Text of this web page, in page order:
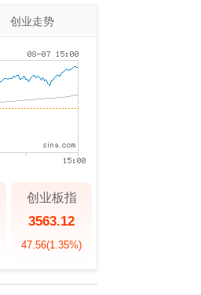
创业走势
创业板指
3563.12
47.56(1.35%)